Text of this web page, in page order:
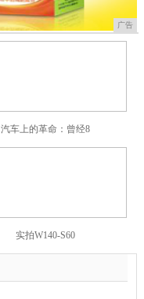
广告
汽车上的革命：曾经8
实拍W140-S60